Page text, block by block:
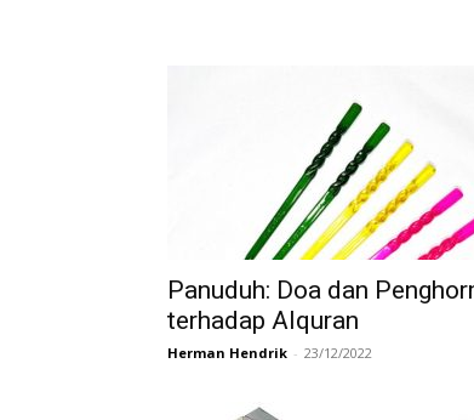
Panuduh: Doa dan
terhadap Alquran
Herman Hendrik - 23/12/2022